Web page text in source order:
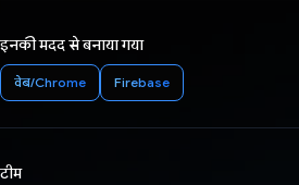
इनकी मदद से बनाया गया
वेब/Chrome Firebase
टीम